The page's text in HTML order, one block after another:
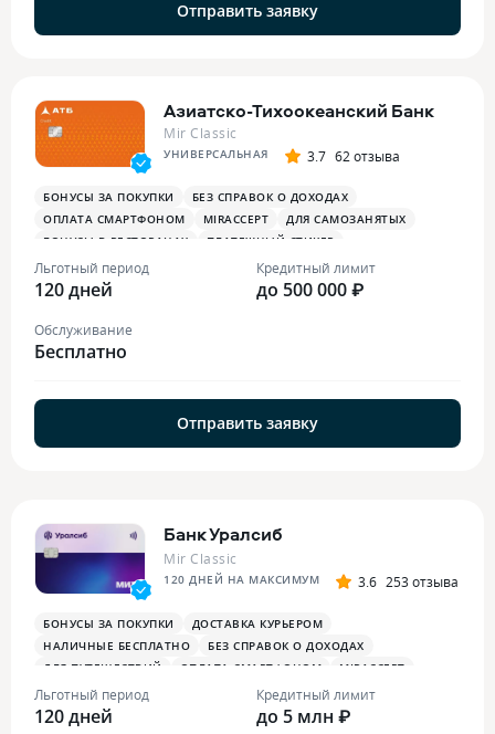
Отправить заявку
Азиатско-Тихоокеанский Банк
Mir Classic
УНИВЕРСАЛЬНАЯ 3.7 62 отзыва
БОНУСЫ ЗА ПОКУПКИ
БЕЗ СПРАВОК О ДОХОДАХ
ОПЛАТА СМАРТФОНОМ
MIRACCEPT
ДЛЯ САМОЗАНЯТЫХ
БОНУСЫ В РЕСТОРАНАХ
ПЛАТЕЖНЫЙ СТИКЕР
Льготный период
120 дней
Кредитный лимит
до 500 000 ₽
Обслуживание
Бесплатно
Отправить заявку
Банк Уралсиб
Mir Classic
120 ДНЕЙ НА МАКСИМУМ 3.6 253 отзыва
БОНУСЫ ЗА ПОКУПКИ
ДОСТАВКА КУРЬЕРОМ
НАЛИЧНЫЕ БЕСПЛАТНО
БЕЗ СПРАВОК О ДОХОДАХ
ДЛЯ ПУТЕШЕСТВИЙ
ОПЛАТА СМАРТФОНОМ MIRACCEPT
Льготный период
120 дней
Кредитный лимит
до 5 млн ₽